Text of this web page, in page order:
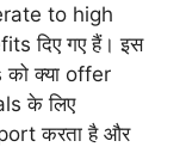
to high
दिए गए हैं। इस
क्या offer
के लिए
करता है और